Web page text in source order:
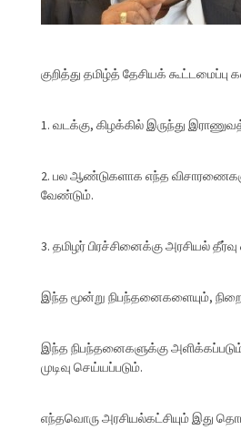
குறித்து தமிழ்த் தேசியக் கூட்டமைப்பு
1. வடக்கு, கிழக்கில் இருந்து
பல ஆண்டுகளாக எந்த
வேண்டும்.
தமிழர் பிரச்சினைக்கு அரசியல்
இந்த மூன்று நிபந்தனைகளையும்,
இந்த நிபந்தனைகளுக்கு
முடிவு செய்யப்படும்.
எந்தவொரு அரசியல்கட்சியும் இது